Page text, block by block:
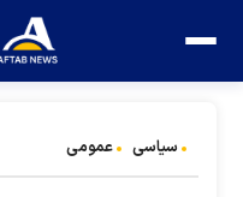
سیاسی عمومی